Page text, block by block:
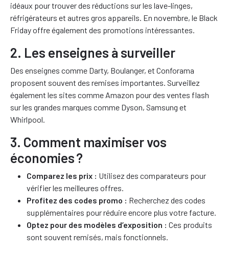
idéaux pour trouver des réductions sur les lave-linges,
réfrigérateurs et autres gros appareils. En novembre, le Black
Friday offre également des promotions intéressantes.
2. Les enseignes à surveiller
Des enseignes comme Darty, Boulanger, et Conforama
proposent souvent des remises importantes. Surveillez
également les sites comme Amazon pour des ventes flash
sur les grandes marques comme Dyson, Samsung et
Whirlpool.
3. Comment maximiser vos
économies ?
Comparez les prix : Utilisez des comparateurs pour
vérifier les meilleures offres.
Profitez des codes promo : Recherchez des codes
supplémentaires pour réduire encore plus votre facture.
Optez pour des modèles d’exposition : Ces produits
sont souvent remisés, mais fonctionnels.